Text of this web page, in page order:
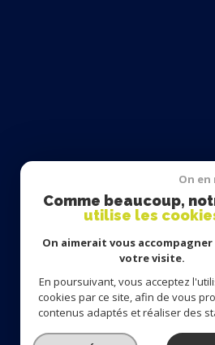
espace
On en
Comme beaucoup,
utilise les
On aimerait vous
votre visite.
En poursuivant, vous acceptez
cookies par ce site, afin de vous
contenus adaptés et réaliser des